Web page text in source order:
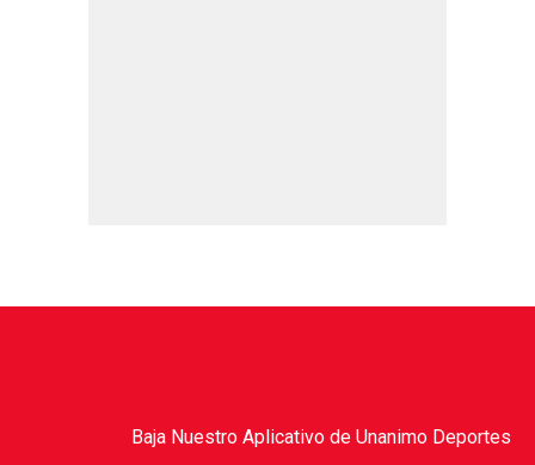
Baja Nuestro Aplicativo de Unanimo Deportes